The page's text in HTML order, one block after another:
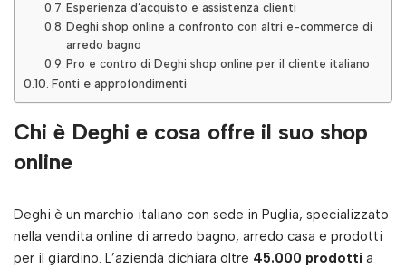
Esperienza d’acquisto e assistenza clienti
Deghi shop online a confronto con altri e-commerce di
arredo bagno
Pro e contro di Deghi shop online per il cliente italiano
Fonti e approfondimenti
Chi è Deghi e cosa offre il suo shop
online
Deghi è un marchio italiano con sede in Puglia, specializzato
nella vendita online di arredo bagno, arredo casa e prodotti
per il giardino. L’azienda dichiara oltre 45.000 prodotti a